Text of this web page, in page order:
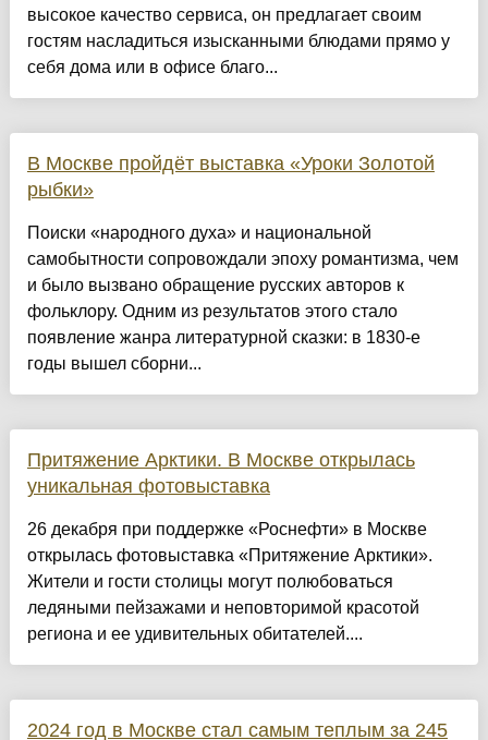
высокое качество сервиса, он предлагает своим
гостям насладиться изысканными блюдами прямо у
себя дома или в офисе благо...
В Москве пройдёт выставка «Уроки Золотой
рыбки»
Поиски «народного духа» и национальной
самобытности сопровождали эпоху романтизма, чем
и было вызвано обращение русских авторов к
фольклору. Одним из результатов этого стало
появление жанра литературной сказки: в 1830-е
годы вышел сборни...
Притяжение Арктики. В Москве открылась
уникальная фотовыставка
26 декабря при поддержке «Роснефти» в Москве
открылась фотовыставка «Притяжение Арктики».
Жители и гости столицы могут полюбоваться
ледяными пейзажами и неповторимой красотой
региона и ее удивительных обитателей....
2024 год в Москве стал самым теплым за 245